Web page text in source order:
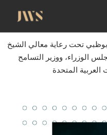
content
تحت رعاية معالي الشيخ
الوزراء، ووزير التسامح
العربية المتحدة